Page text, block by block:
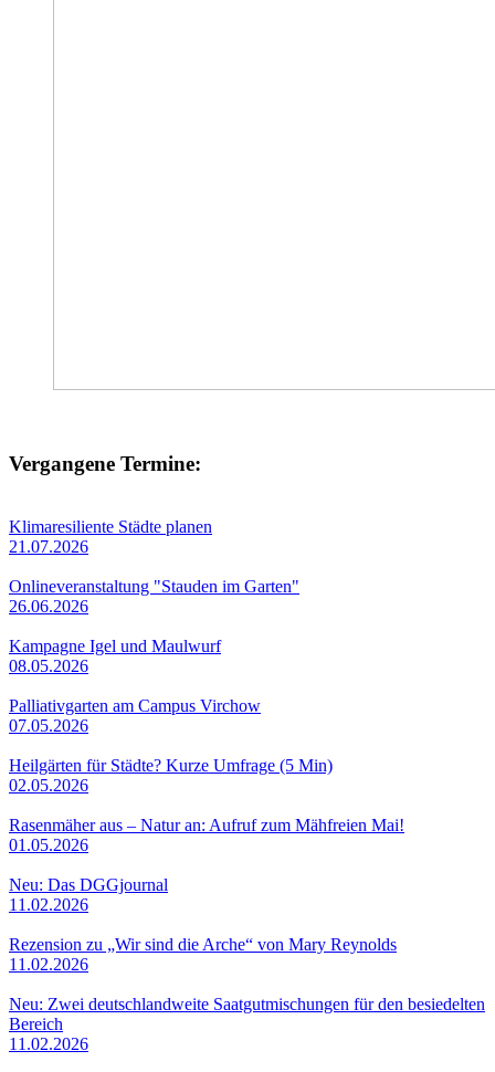
Vergangene Termine:
Klimaresiliente Städte planen
21.07.2026
Onlineveranstaltung "Stauden im Garten"
26.06.2026
Kampagne Igel und Maulwurf
08.05.2026
Palliativgarten am Campus Virchow
07.05.2026
Heilgärten für Städte? Kurze Umfrage (5 Min)
02.05.2026
Rasenmäher aus – Natur an: Aufruf zum Mähfreien Mai!
01.05.2026
Neu: Das DGGjournal
11.02.2026
Rezension zu „Wir sind die Arche“ von Mary Reynolds
11.02.2026
Neu: Zwei deutschlandweite Saatgutmischungen für den besiedelten
Bereich
11.02.2026